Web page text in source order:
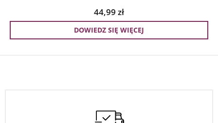
44,99 zł
DOWIEDZ SIĘ WIĘCEJ